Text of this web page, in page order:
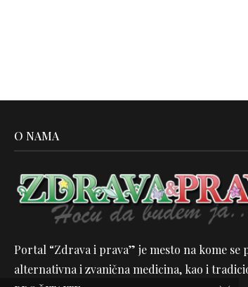
O NAMA
Portal “Zdrava i prava” je mesto na kome se
alternativna i zvanična medicina, kao i